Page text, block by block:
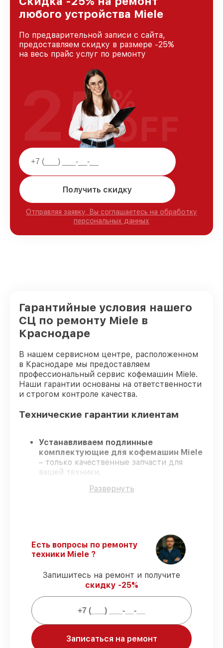
любого устройства Miele
По предварительной записи с сайта,
предоставляем скидку в размере -25%
на весь прайс услуг по ремонту
Получить скидку
Отправляя заявку, Вы соглашаетесь на обработку
персональных данных
25%
OFF
Гарантийные условия нашего
СЦ по ремонту Miele в
Краснодаре
В нашем сервисном центре, расположенном
в Краснодаре мы предоставляем
профессиональный сервис кофемашин Miele.
Наши гарантии основаны на ответственности
и строгом контроле качества.
Технические гарантии клиентам
Устанавливаем подлинные
комплектующие для кофемашин Miele
– только качественные запчасти для
вашей техники.
серьезную проверку знаний и навыков,
кофемашин Miele в оговоренные сроки.
Официальная гарантия
– на все услуги
и детали для кофемашин Miele
предоставляется длительная гарантия.
Мы гарантируем:
80%
работ по ремонту проводятся с
возможностью присутствия владельца
Развернуть
Есть вопросы по ремонту
техники Miele ?
Запишитесь на ремонт и получите
скидку -25%
Записаться на ремонт